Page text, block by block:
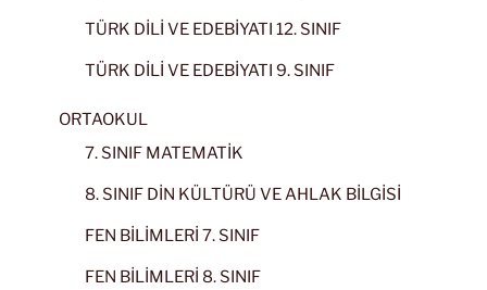
TÜRK DİLİ VE EDEBİYATI 12. SINIF
TÜRK DİLİ VE EDEBİYATI 9. SINIF
ORTAOKUL
7. SINIF MATEMATİK
8. SINIF DİN KÜLTÜRÜ VE AHLAK BİLGİSİ
FEN BİLİMLERİ 7. SINIF
FEN BİLİMLERİ 8. SINIF